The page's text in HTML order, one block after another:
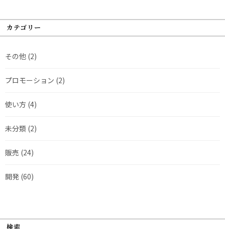
カテゴリー
その他 (2)
プロモーション (2)
使い方 (4)
未分類 (2)
販売 (24)
開発 (60)
検索